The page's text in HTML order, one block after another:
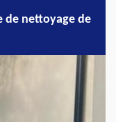
de nettoyage de